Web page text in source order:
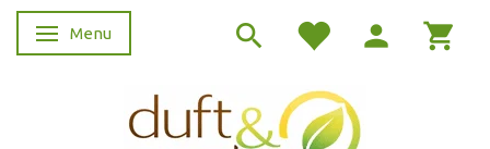
Skifte navigation
Menu